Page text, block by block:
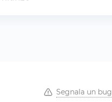
Segnala un bug